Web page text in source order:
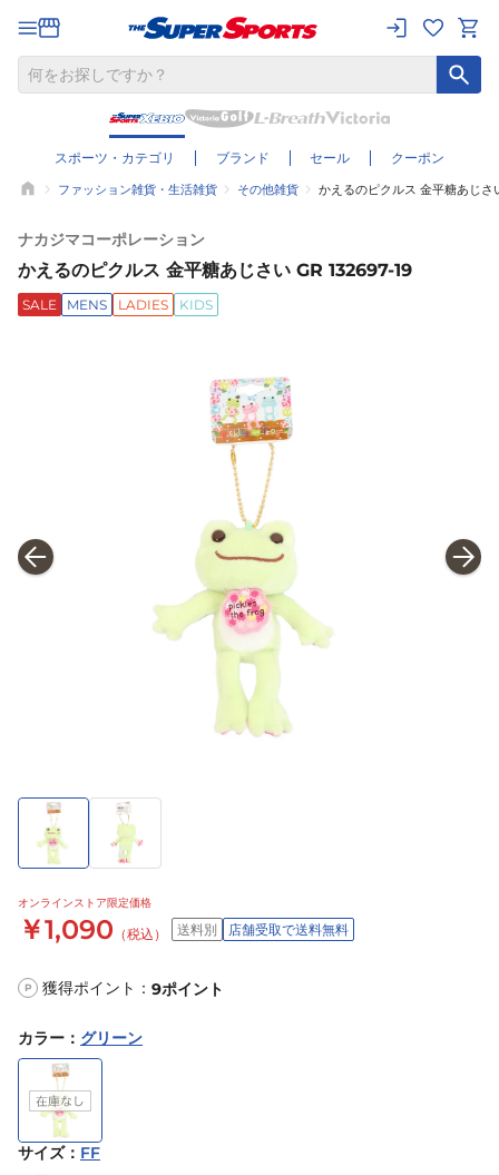
スポーツ・カテゴリ ブランド セール クーポン
ファッション雑貨・生活雑貨 その他雑貨 かえるのピクルス 金平糖あじさ
ナカジマコーポレーション
かえるのピクルス 金平糖あじさい GR 132697-19
SALE MENS LADIES KIDS
オンラインストア限定価格
￥1,090 （税込） 送料別 店舗受取で送料無料
P 獲得ポイント： 9ポイント
カラー ： グリーン
サイズ： FF